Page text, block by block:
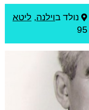
נולד בוילנה, ליטא